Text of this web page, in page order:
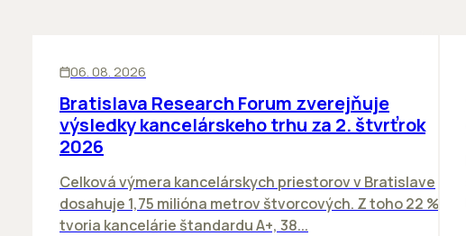
06. 08. 2026
Bratislava Research Forum zverejňuje
výsledky kancelárskeho trhu za 2. štvrťrok
2026
Celková výmera kancelárskych priestorov v Bratislave
dosahuje 1,75 milióna metrov štvorcových. Z toho 22 %
tvoria kancelárie štandardu A+, 38...